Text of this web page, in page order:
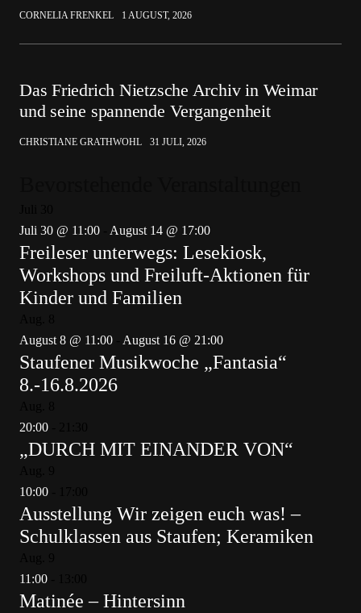
CORNELIA FRENKEL 1 AUGUST, 2026
Das Friedrich Nietzsche Archiv in Weimar
und seine spannende Vergangenheit
CHRISTIANE GRATHWOHL 31 JULI, 2026
Juli 30 @ 11:00
August 14 @ 17:00
Freileser unterwegs: Lesekiosk,
Workshops und Freiluft-Aktionen für
Kinder und Familien
August 8 @ 11:00
August 16 @ 21:00
Staufener Musikwoche „Fantasia“
8.-16.8.2026
20:00
„DURCH MIT EINANDER VON“
10:00
Ausstellung Wir zeigen euch was! –
Schulklassen aus Staufen; Keramiken
11:00
Matinée – Hintersinn